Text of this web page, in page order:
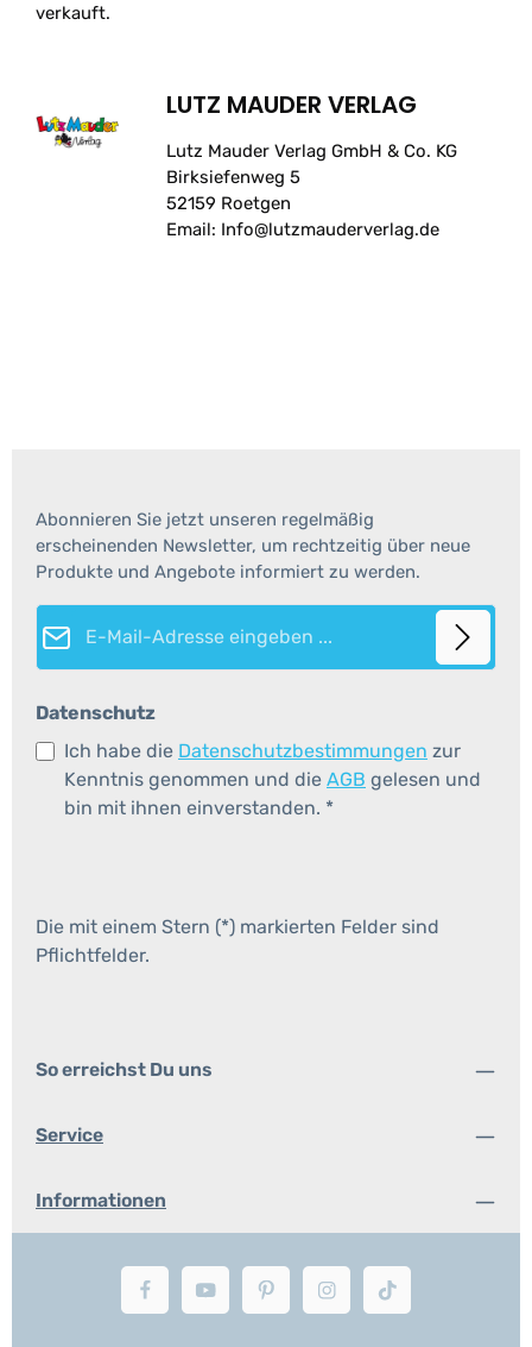
verkauft.
LUTZ MAUDER VERLAG
Lutz Mauder Verlag GmbH & Co. KG
Birksiefenweg 5
52159 Roetgen
Email: Info@lutzmauderverlag.de
Abonnieren Sie jetzt unseren regelmäßig
erscheinenden Newsletter, um rechtzeitig über neue
Produkte und Angebote informiert zu werden.
E-Mail-Adresse*
Datenschutz
Ich habe die Datenschutzbestimmungen zur
Kenntnis genommen und die AGB gelesen und
bin mit ihnen einverstanden. *
Die mit einem Stern (*) markierten Felder sind
Pflichtfelder.
So erreichst Du uns
Service
Informationen